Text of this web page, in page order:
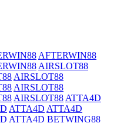
AFTERWIN88
AIRSLOT88
AIRSLOT88
AIRSLOT88
AIRSLOT88 ATTA4D
ATTA4D ATTA4D
ATTA4D BETWING88